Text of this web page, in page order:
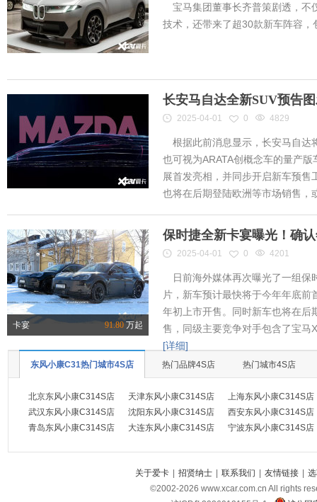
宝马集团董事长齐普策剧透，不
技术，还带来了超30款新车阵容
长安马自达全新SUV预告
2025-04-01 0 4829
根据此前消息显示，长安马自达
也可视为ARATA创概念车的量产
展首发亮相，并同步开启新车预售
也将在后期登陆欧洲等市场销售，
卡宴 91.80万起
保时捷全新卡宴曝光！确
2025-04-01 0 4201
日前海外媒体再次曝光了一组保
片，新车预计最快将于今年年底
年初上市开售。同时新车也将在后
售，同级主要竞争对手包含了宝马
[详细]
东风小康C31热门城市4S店 热门品牌4S店 热门城市4S店
北京东风小康C314S店 天津东风小康C314S店
上海东风小康C314S店
武汉东风小康C314S店
沈阳东风小康C314S店
西安东风小康C314S店
青岛东风小康C314S店
大连东风小康C314S店 宁波东风小康C314S店
关于爱卡 | 招贤纳士 | 联系我们 | 友情链接 |
©2002-2026 www.xcar.com.cn All rights